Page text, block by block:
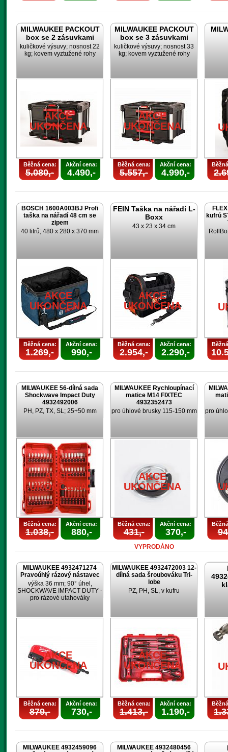
MILWAUKEE PACKOUT
box se 2 zásuvkami
kuličkové výsuvy; nosnost 22
kg; kovem vyztužené rohy
AKCE
UKONČENA
Běžná cena:
5.080,-
Akční cena:
4.490,-
MILWAUKEE PACKOUT
box se 3 zásuvkami
kuličkové výsuvy; nosnost 33
kg; kovem vyztužené rohy
AKCE
UKONČENA
Běžná cena:
5.557,-
Akční cena:
4.990,-
BOSCH 1600A003BJ Profi
taška na nářadí 48 cm se
zipem
40 litrů; 480 x 280 x 370 mm
AKCE
UKONČENA
Běžná cena:
1.269,-
Akční cena:
990,-
FEIN Taška na nářadí L-
Boxx
43 x 23 x 34 cm
AKCE
UKONČENA
Běžná cena:
2.954,-
Akční cena:
2.290,-
kufrů
MILWAUKEE 56-dílná sada
Shockwave Impact Duty
4932492006
PH, PZ, TX, SL; 25+50 mm
AKCE
UKONČENA
Běžná cena:
1.038,-
Akční cena:
880,-
MILWAUKEE Rychloupínací
matice M14 FIXTEC
4932352473
pro úhlové brusky 115-150 mm
AKCE
UKONČENA
Běžná cena:
431,-
Akční cena:
370,-
VYPRODÁNO
pro
MILWAUKEE 4932471274
Pravoúhlý rázový nástavec
výška 36 mm; 90° úhel,
SHOCKWAVE IMPACT DUTY -
pro rázové utahováky
AKCE
UKONČENA
Běžná cena:
879,-
Akční cena:
730,-
MILWAUKEE 4932472003 12-
dílná sada šroubováku Tri-
lobe
PZ, PH, SL, v kufru
AKCE
UKONČENA
Běžná cena:
1.413,-
Akční cena:
1.190,-
MILWAUKEE 4932459096
MILWAUKEE 4932480456